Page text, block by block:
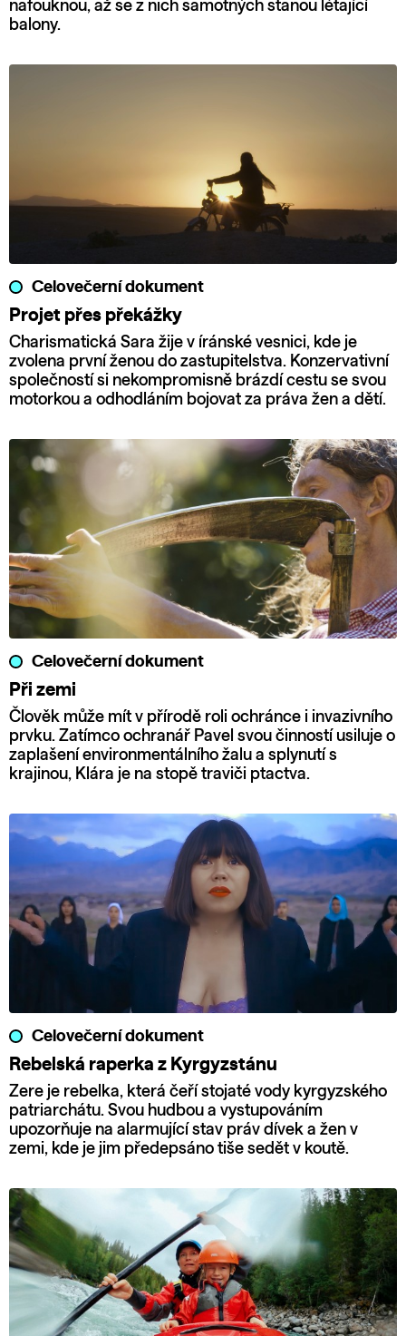
nafouknou, až se z nich samotných stanou létající
balony.
Celovečerní dokument
Projet přes překážky
Charismatická Sara žije v íránské vesnici, kde je
zvolena první ženou do zastupitelstva. Konzervativní
společností si nekompromisně brázdí cestu se svou
motorkou a odhodláním bojovat za práva žen a dětí.
Celovečerní dokument
Při zemi
Člověk může mít v přírodě roli ochránce i invazivního
prvku. Zatímco ochranář Pavel svou činností usiluje o
zaplašení environmentálního žalu a splynutí s
krajinou, Klára je na stopě traviči ptactva.
Celovečerní dokument
Rebelská raperka z Kyrgyzstánu
Zere je rebelka, která čeří stojaté vody kyrgyzského
patriarchátu. Svou hudbou a vystupováním
upozorňuje na alarmující stav práv dívek a žen v
zemi, kde je jim předepsáno tiše sedět v koutě.